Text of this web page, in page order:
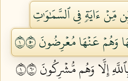
مِّنۡ ءَايَةٖ فِي ٱلسَّمَٰوَٰتِ
عَنۡهَا مُعۡرِضُونَ ١٠٥
إِلَّا وَهُم مُّشۡرِكُونَ ١٠٦